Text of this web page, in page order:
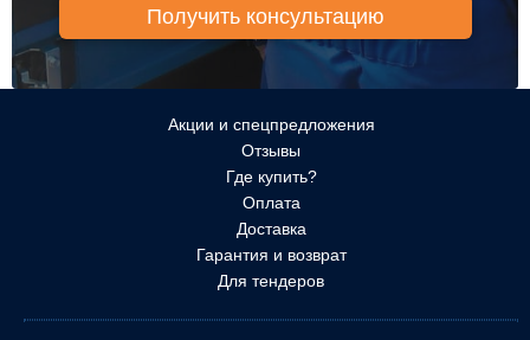
Акции и спецпредложения
Отзывы
Где купить?
Оплата
Доставка
Гарантия и возврат
Для тендеров